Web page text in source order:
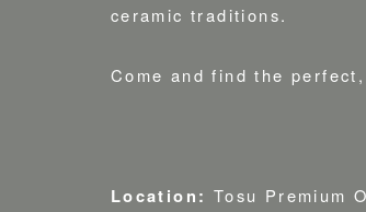
ceramic traditions.
Come and find the
Location: Tosu Premium